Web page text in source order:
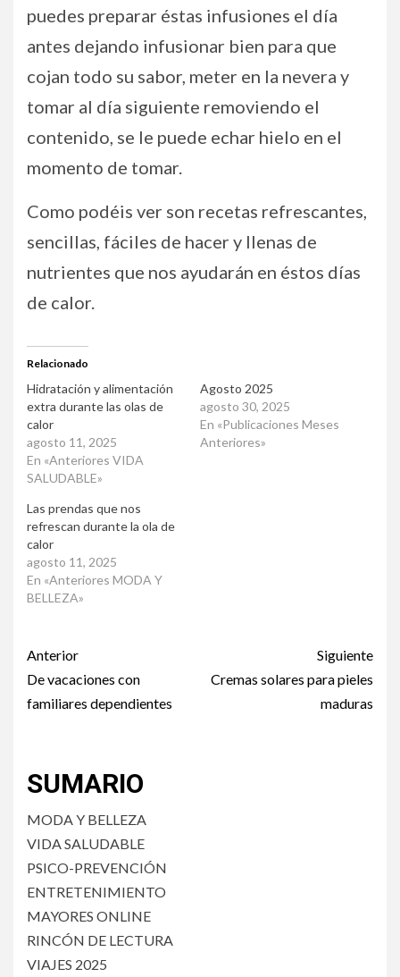
puedes preparar éstas infusiones el día
antes dejando infusionar bien para que
cojan todo su sabor, meter en la nevera y
tomar al día siguiente removiendo el
contenido, se le puede echar hielo en el
momento de tomar.
Como podéis ver son recetas refrescantes,
sencillas, fáciles de hacer y llenas de
nutrientes que nos ayudarán en éstos días
de calor.
Relacionado
Hidratación y alimentación
extra durante las olas de
calor
agosto 11, 2025
En «Anteriores VIDA
SALUDABLE»
Agosto 2025
agosto 30, 2025
En «Publicaciones Meses
Anteriores»
Las prendas que nos
refrescan durante la ola de
calor
agosto 11, 2025
En «Anteriores MODA Y
BELLEZA»
Post
navigation
Anterior
De vacaciones con
familiares dependientes
Siguiente
Cremas solares para pieles
maduras
SUMARIO
MODA Y BELLEZA
VIDA SALUDABLE
PSICO-PREVENCIÓN
ENTRETENIMIENTO
MAYORES ONLINE
RINCÓN DE LECTURA
VIAJES 2025